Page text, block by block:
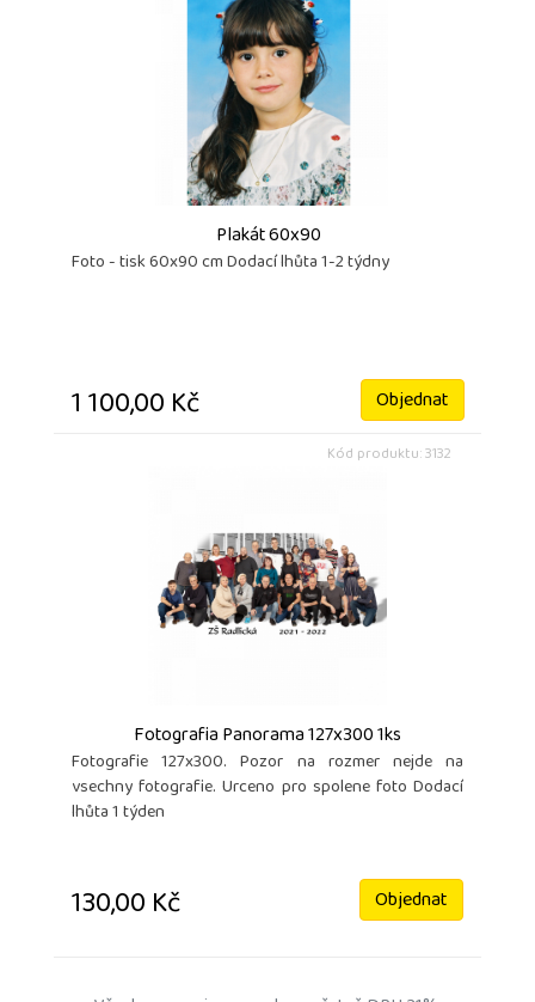
Plakát 60x90
Foto - tisk 60x90 cm Dodací lhůta 1-2 týdny
1 100,00 Kč Objednat
Kód produktu: 3132
Fotografia Panorama 127x300 1ks
Fotografie 127x300. Pozor na rozmer nejde na
vsechny fotografie. Urceno pro spolene foto Dodací
lhůta 1 týden
130,00 Kč Objednat